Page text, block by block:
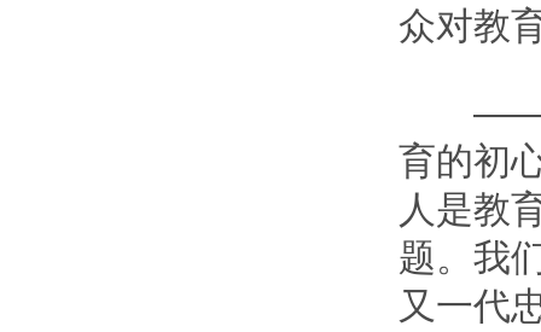
众对教
——我
育的初
人是教
题。我
又一代